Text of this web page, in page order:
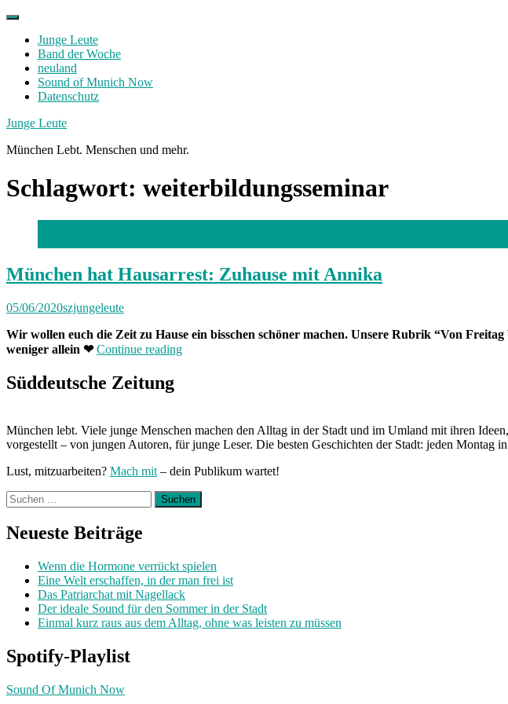
Skip
contentJunge Leute
Band der Woche
neuland
Sound of Munich Now
Datenschutz
Facebook
Twitter
Instagram
Junge Leute
München Lebt. Menschen und mehr.
Schlagwort: weiterbildungsseminar
München hat Hausarrest: Zuhause mit Annika
05/06/2020szjungeleute
Wir wollen euch die Zeit zu Hause ein bisschen schöner machen. Unsere Rubrik “Von Freitag
weniger allein ❤ Continue reading„München
Süddeutsche Zeitung
München lebt. Viele junge Menschen machen den Alltag in der Stadt und im Umland mit ihren
vorgestellt – von jungen Autoren, für junge Leser. Die besten Geschichten der Stadt: jeden Montag
Lust, mitzuarbeiten? Mach mit – dein Publikum wartet!
Suchen
nach:
Neueste Beiträge
Wenn die Hormone verrückt spielen
Eine Welt erschaffen, in der man frei ist
Das Patriarchat mit Nagellack
Der ideale Sound für den Sommer in der Stadt
Einmal kurz raus aus dem Alltag, ohne was leisten zu müssen
Spotify-Playlist
Sound Of Munich Now